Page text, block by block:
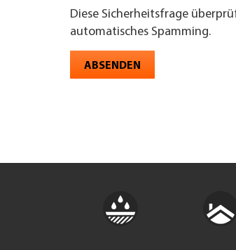
Diese Sicherheitsfrage
automatisches Spamming.
ABSENDEN